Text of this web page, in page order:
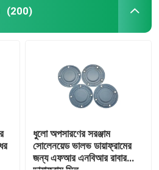
(200)
ধুলো অপসারণের সরঞ্জাম
সোলেনয়েড ভালভ ডায়াফ্রামের
জন্য এফআর এনবিআর রাবার